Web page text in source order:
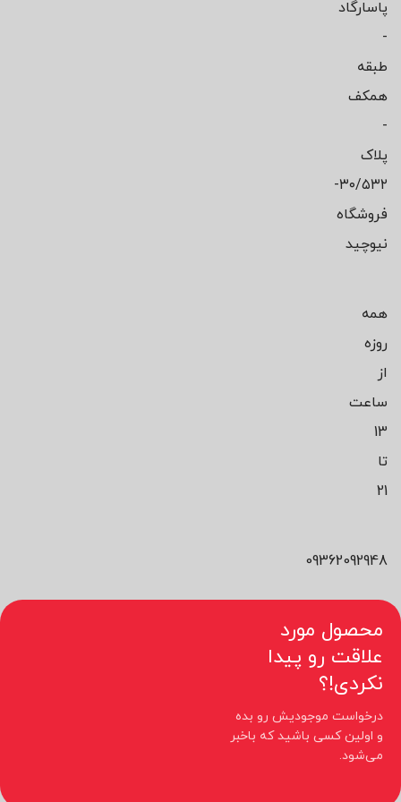
پاسارگاد
-
طبقه
همکف
-
پلاک
۳۰/۵۳۲-
فروشگاه
نیوچید
همه
روزه
از
ساعت
13
تا
21
09362092948
محصول مورد
علاقت رو پیدا
نکردی!؟
درخواست موجودیش رو بده
و اولین کسی باشید که باخبر
می‌شود.